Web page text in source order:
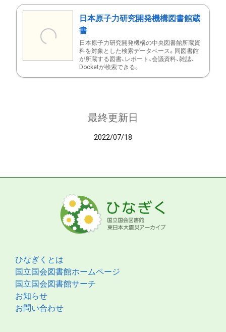
日本原子力研究開発機構図書館蔵
書
日本原子力研究開発機構の中央図書館所蔵資
料を対象とした検索データベース。同図書館
が所蔵する図書、レポート、会議資料、雑誌、
Docketが検索できる。
最終更新日
2022/07/18
ひなぎくとは
国立国会図書館ホームページ
国立国会図書館サーチ
お知らせ
お問い合わせ